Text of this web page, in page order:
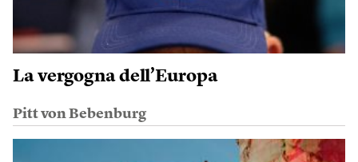
La vergogna dell’Europa
Pitt von Bebenburg